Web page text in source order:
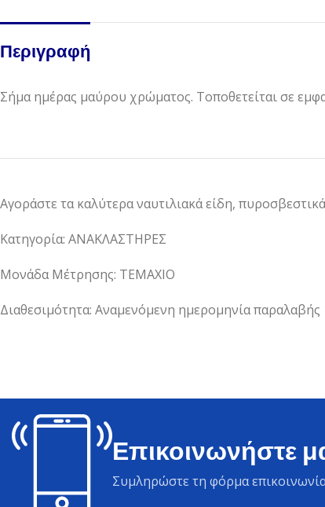
Περιγραφή
Σήμα ημέρας μαύρου χρώματος. Τοποθετείται σε
Αγοράστε τα καλύτερα ναυτιλιακά είδη,
Κατηγορία: ΑΝΑΚΛΑΣΤΗΡΕΣ
Μονάδα Μέτρησης: ΤΕΜΑΧΙΟ
Διαθεσιμότητα: Αναμενόμενη ημερομηνία
Επικοινωνήστε
Συμληρώστε τη φόρμα